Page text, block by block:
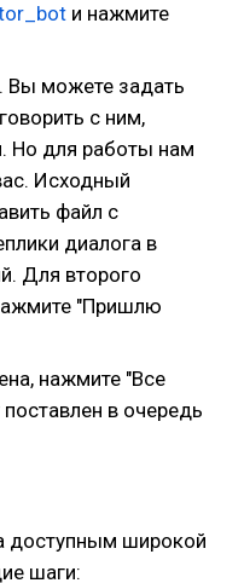
и нажмите
Вы можете задать
с ним,
Но для работы нам
Исходный
файл с
диалога в
Для второго
"Пришлю
нажмите "Все
в очередь
доступным широкой
шаги: